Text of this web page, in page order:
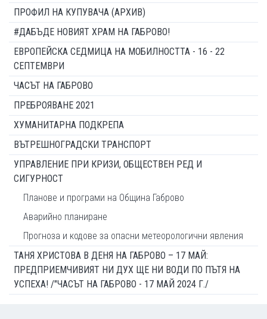
ПРОФИЛ НА КУПУВАЧА (АРХИВ)
#ДАБЪДЕ НОВИЯТ ХРАМ НА ГАБРОВО!
ЕВРОПЕЙСКА СЕДМИЦА НА МОБИЛНОСТТА - 16 - 22
СЕПТЕМВРИ
ЧАСЪТ НА ГАБРОВО
ПРЕБРОЯВАНЕ 2021
ХУМАНИТАРНА ПОДКРЕПА
ВЪТРЕШНОГРАДСКИ ТРАНСПОРТ
УПРАВЛЕНИЕ ПРИ КРИЗИ, ОБЩЕСТВЕН РЕД И
СИГУРНОСТ
Планове и програми на Община Габрово
Аварийно планиране
Прогноза и кодове за опасни метеорологични явления
ТАНЯ ХРИСТОВА В ДЕНЯ НА ГАБРОВО – 17 МАЙ:
ПРЕДПРИЕМЧИВИЯТ НИ ДУХ ЩЕ НИ ВОДИ ПО ПЪТЯ НА
УСПЕХА! /"ЧАСЪТ НА ГАБРОВО - 17 МАЙ 2024 Г./